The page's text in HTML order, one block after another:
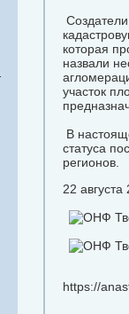
которая
назвали
участок
В
статуса
регионов.
22 августа
https://